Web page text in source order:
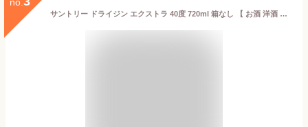
サントリー ドライジン エクストラ 40度 720ml 箱なし 【 お酒 洋酒 ジン カクテル スピリッツ 酒 蒸留酒 ジャパニーズジン 国産 業務用 おさけ 宅飲み お返し 家庭用 宅呑み 家呑み ひとり飲み 手土産 家飲み 飲み会 美味しいお酒 居酒屋 】【ワインならリカオー】